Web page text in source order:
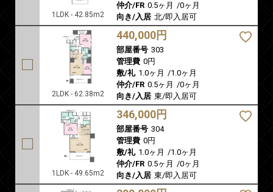
1LDK - 42.85m2
仲介/FR 0.5ヶ月 /0ヶ月
向き/入居 北/即入居可
2LDK - 62.38m2
440,000円
部屋番号 303
管理費 0円
敷/礼 1.0ヶ月 /1.0ヶ月
仲介/FR 0.5ヶ月 /0ヶ月
向き/入居 東/即入居可
1LDK - 49.65m2
346,000円
部屋番号 304
管理費 0円
敷/礼 1.0ヶ月 /1.0ヶ月
仲介/FR 0.5ヶ月 /0ヶ月
向き/入居 東/即入居可